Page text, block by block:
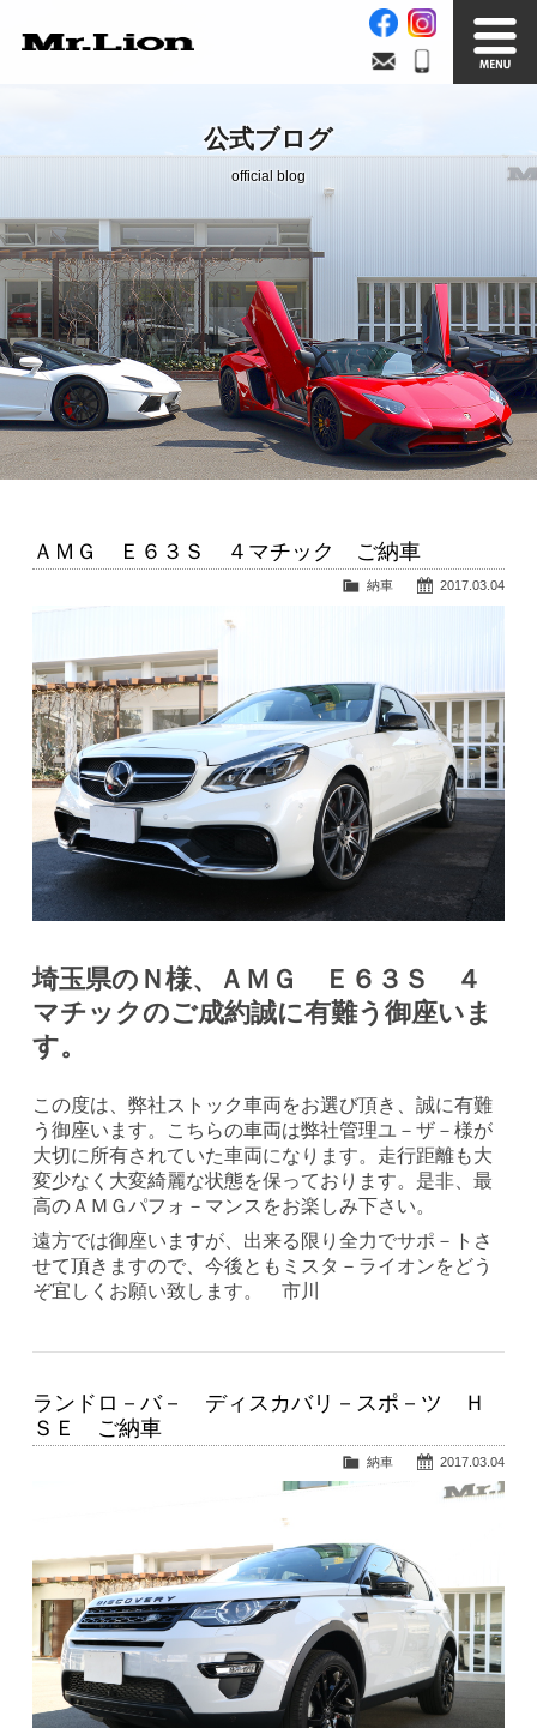
在庫車情報 買取無料査定
Factory
自社工場 サービス案内
Official Blog
公式ブログ
Company info.
会社案内
公式ブログ
official blog
ＡＭＧ Ｅ６３Ｓ ４マチック ご納車
2017.03.04
納車
埼玉県のＮ様、ＡＭＧ Ｅ６３Ｓ ４
マチックのご成約誠に有難う御座いま
す。
この度は、弊社ストック車両をお選び頂き、誠に有難
う御座います。こちらの車両は弊社管理ユ－ザ－様が
大切に所有されていた車両になります。走行距離も大
変少なく大変綺麗な状態を保っております。是非、最
高のＡＭＧパフォ－マンスをお楽しみ下さい。
遠方では御座いますが、出来る限り全力でサポ－トさ
せて頂きますので、今後ともミスタ－ライオンをどう
ぞ宜しくお願い致します。 市川
ランドロ－バ－ ディスカバリ－スポ－ツ Ｈ
ＳＥ ご納車
2017.03.04
納車